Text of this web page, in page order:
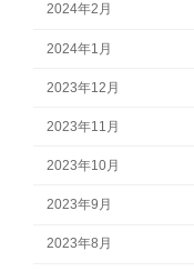
2024年2月
2024年1月
2023年12月
2023年11月
2023年10月
2023年9月
2023年8月